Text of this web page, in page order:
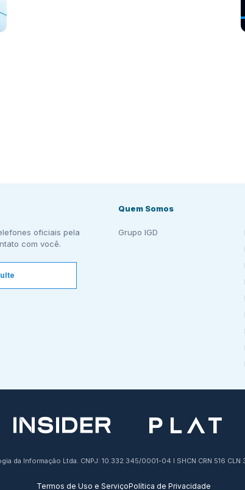
oficiais pela
com você.
Quem Somos
Grupo IGD
da Informação Ltda. CNPJ: 10.332.345/0001-04 I SHCN CRN 516 CLN
Termos de Uso e ServiçoPolítica de Privacidade